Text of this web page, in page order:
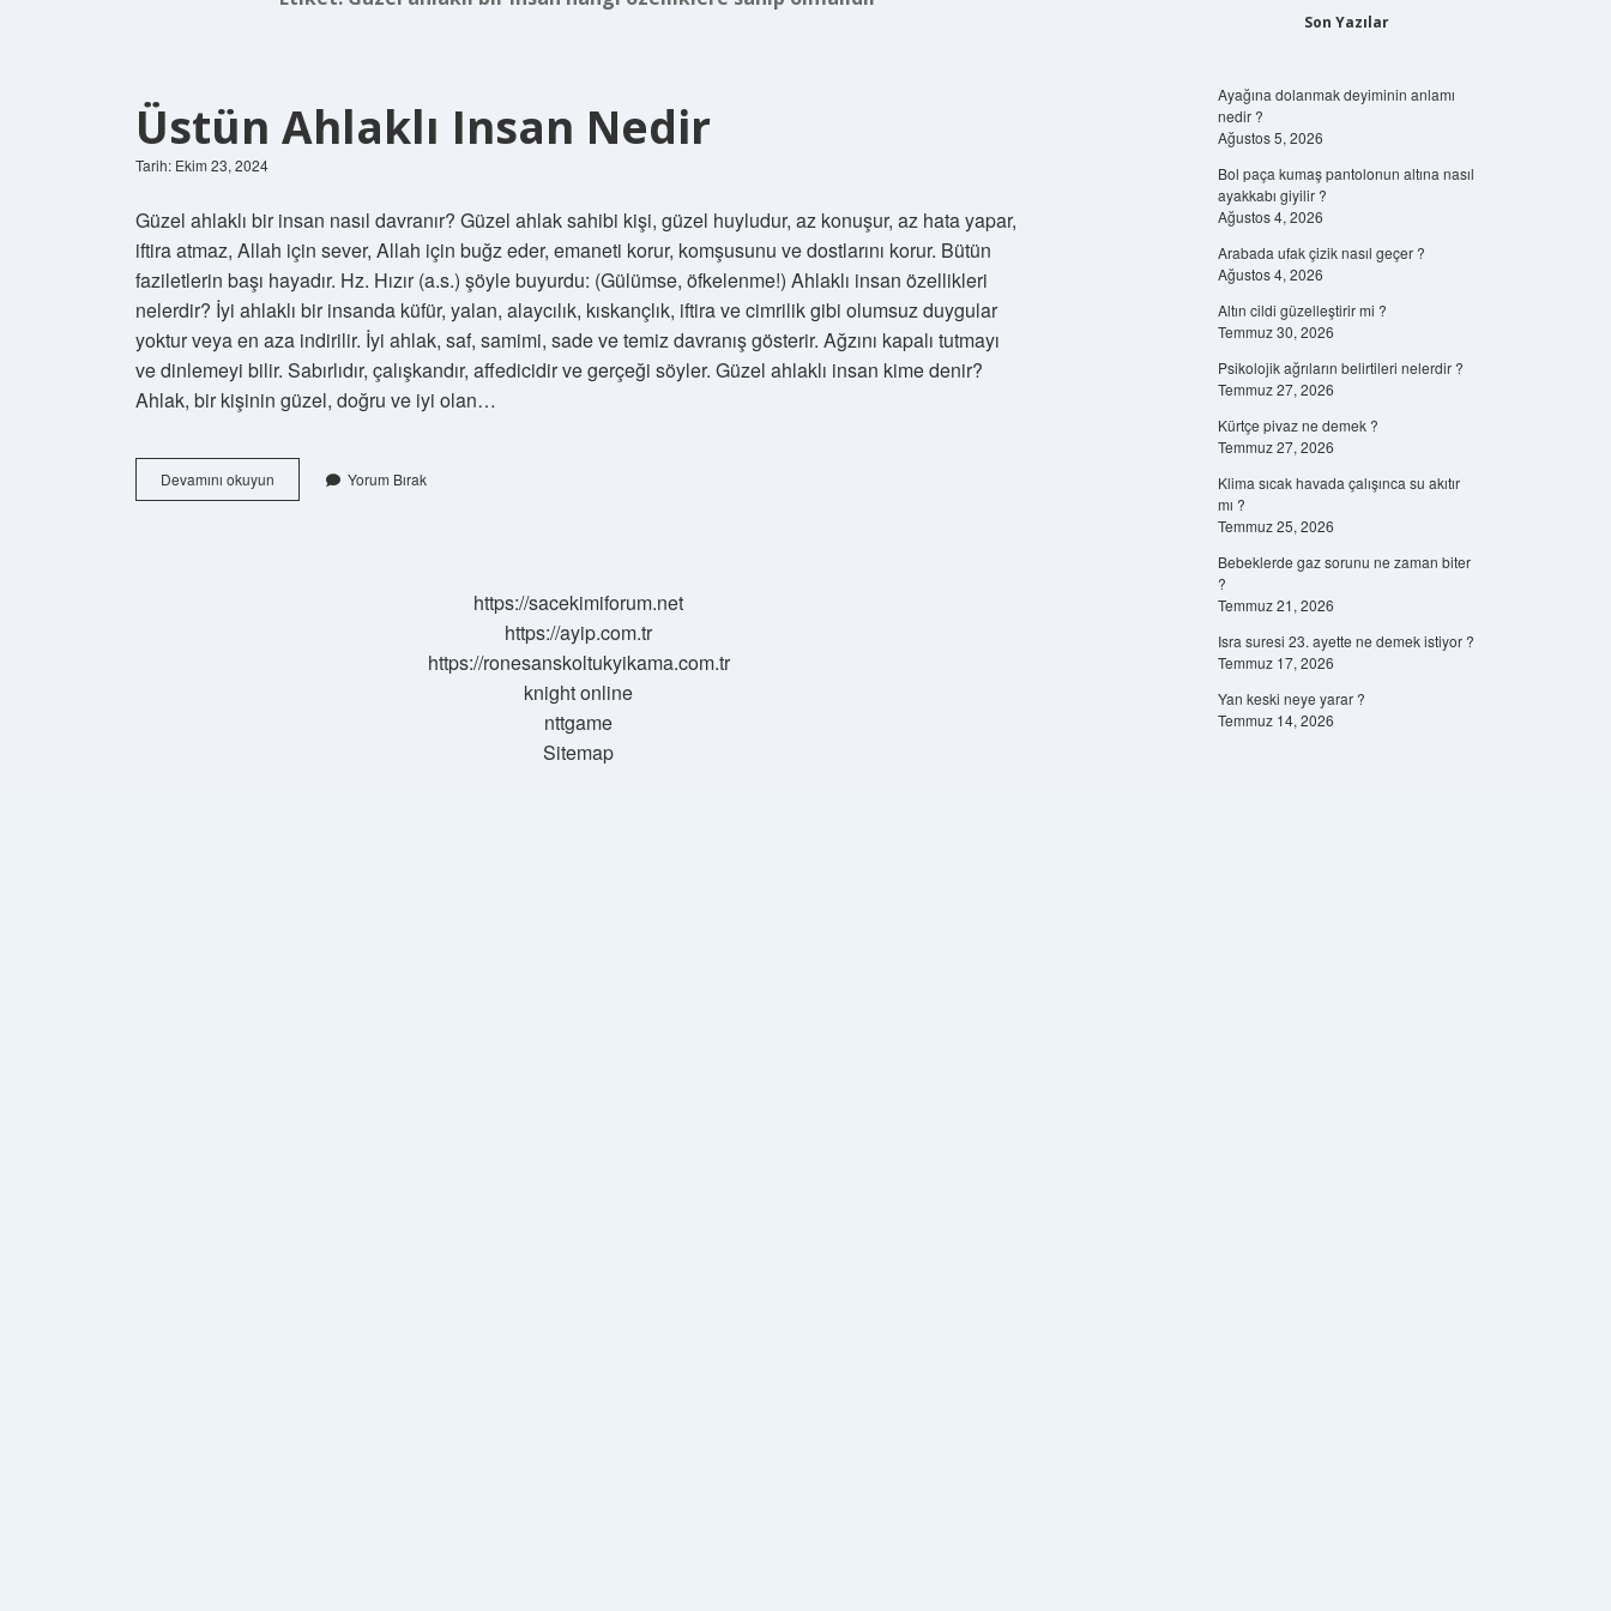
Üstün Ahlaklı Insan Nedir
Tarih: Ekim 23, 2024
Güzel ahlaklı bir insan nasıl davranır? Güzel ahlak sahibi kişi, güzel huyludur, az konuşur, az hata yapar,
iftira atmaz, Allah için sever, Allah için buğz eder, emaneti korur, komşusunu ve dostlarını korur. Bütün
faziletlerin başı hayadır. Hz. Hızır (a.s.) şöyle buyurdu: (Gülümse, öfkelenme!) Ahlaklı insan özellikleri
nelerdir? İyi ahlaklı bir insanda küfür, yalan, alaycılık, kıskançlık, iftira ve cimrilik gibi olumsuz duygular
yoktur veya en aza indirilir. İyi ahlak, saf, samimi, sade ve temiz davranış gösterir. Ağzını kapalı tutmayı
ve dinlemeyi bilir. Sabırlıdır, çalışkandır, affedicidir ve gerçeği söyler. Güzel ahlaklı insan kime denir?
Ahlak, bir kişinin güzel, doğru ve iyi olan…
Devamını okuyun
Ahlaklı
Yorum Bırak
https://sacekimiforum.net
https://ayip.com.tr
https://ronesanskoltukyikama.com.tr
knight online
nttgame
Sitemap
Son Yazılar
Ayağına dolanmak deyiminin anlamı
nedir ?
Ağustos 5, 2026
Bol paça kumaş pantolonun altına nasıl
ayakkabı giyilir ?
Ağustos 4, 2026
Arabada ufak çizik nasıl geçer ?
Ağustos 4, 2026
Altın cildi güzelleştirir mi ?
Temmuz 30, 2026
Psikolojik ağrıların belirtileri nelerdir ?
Temmuz 27, 2026
Kürtçe pivaz ne demek ?
Temmuz 27, 2026
Klima sıcak havada çalışınca su akıtır
mı ?
Temmuz 25, 2026
Bebeklerde gaz sorunu ne zaman biter
?
Temmuz 21, 2026
Isra suresi 23. ayette ne demek istiyor ?
Temmuz 17, 2026
Yan keski neye yarar ?
Temmuz 14, 2026